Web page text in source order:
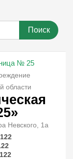
Поиск
области
Невского, 1а